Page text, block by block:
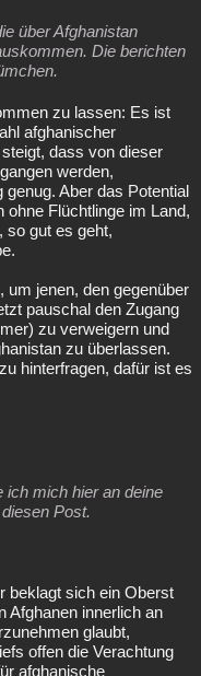
über Afghanistan
Die berichten
zu lassen: Es ist
afghanischer
dass von dieser
werden,
Aber das Potential
Flüchtlinge im Land,
so gut es geht,
um jenen, den gegenüber
pauschal den Zugang
zu verweigern und
zu überlassen.
hinterfragen, dafür ist es
ich mich hier an deine
Post.
beklagt sich ein Oberst
Afghanen innerlich an
glaubt,
offen die Verachtung
afghanische